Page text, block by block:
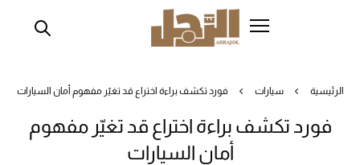
الرئيسية سيارات فورد تكشف براءة اختراع قد تغيّر مفهوم أمان السيارات
فورد تكشف براءة اختراع قد تغيّر مفهوم
أمان السيارات